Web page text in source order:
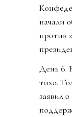
начали
против
День 6.
тихо.
заявил о